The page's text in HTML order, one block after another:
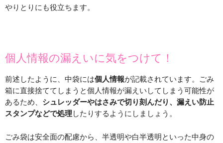
やりとりにも役立ちます。
個人情報の漏えいに気をつけて！
前述したように、中袋には個人情報が記載されています。ごみ
箱に直接捨ててしまうと個人情報が漏えいしてしまう可能性が
あるため、 シュレッダーやはさみで切り刻んだり、漏えい防止
スタンプなどで処理したりするようにしましょう。
ごみ袋は安全面の配慮から、半透明や白半透明といった中身の